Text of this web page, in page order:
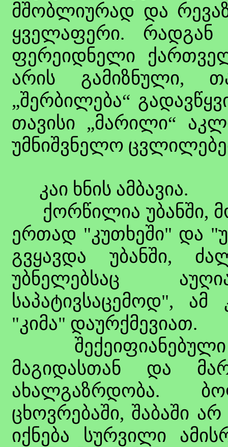
მშობლიურად და
ყველაფერი. რადგან
ფერეიდნელი
არის გამიზნული,
„შერბილება“
თავისი „მარილი“
უმნიშვნელო
კაი ხნის ამბავია.
ქორწილია უბანში,
ერთად "კუთხეში" და
გვყავდა უბანში,
უბნელებსაც
საპატივსაცემოდ", ამ
"კიმა" დაურქმევიათ.
შექეიფიანებული
მაგიდასთან და
ახალგაზრდობა.
ცხოვრებაში, შაბაში არ
იქნება სურვილი